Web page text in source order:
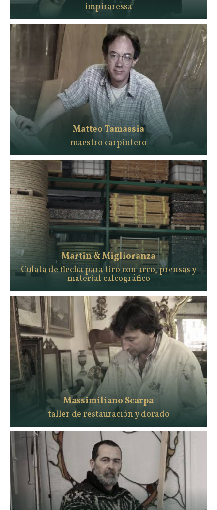
impiraressa
Matteo Tamassia
maestro carpintero
Martin & Miglioranza
Culata de flecha para tiro con arco, prensas y
material calcográfico
Massimiliano Scarpa
taller de restauración y dorado